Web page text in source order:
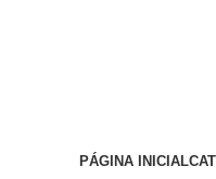
PÁGINA INICIAL